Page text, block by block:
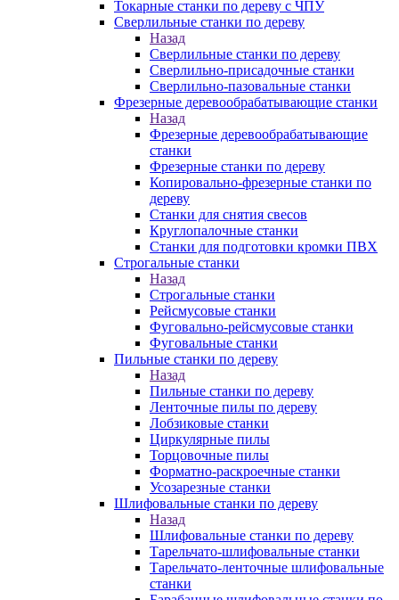
Токарные станки по дереву с ЧПУ
Сверлильные станки по дереву
Назад
Сверлильные станки по дереву
Сверлильно-присадочные станки
Сверлильно-пазовальные станки
Фрезерные деревообрабатывающие станки
Назад
Фрезерные деревообрабатывающие
станки
Фрезерные станки по дереву
Копировально-фрезерные станки по
дереву
Станки для снятия свесов
Круглопалочные станки
Станки для подготовки кромки ПВХ
Строгальные станки
Назад
Строгальные станки
Рейсмусовые станки
Фуговально-рейсмусовые станки
Фуговальные станки
Пильные станки по дереву
Назад
Пильные станки по дереву
Ленточные пилы по дереву
Лобзиковые станки
Циркулярные пилы
Торцовочные пилы
Форматно-раскроечные станки
Усозарезные станки
Шлифовальные станки по дереву
Назад
Шлифовальные станки по дереву
Тарельчато-шлифовальные станки
Тарельчато-ленточные шлифовальные
станки